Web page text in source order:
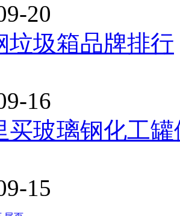
20
垃圾箱品牌排行
16
买玻璃钢化工罐
15